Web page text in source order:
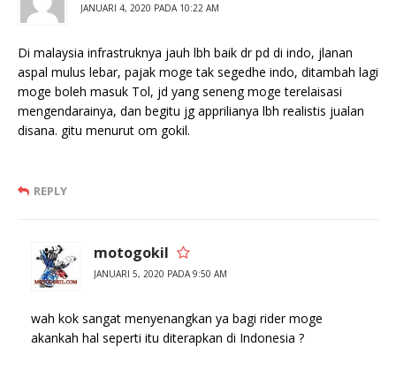
JANUARI 4, 2020 PADA 10:22 AM
Di malaysia infrastruknya jauh lbh baik dr pd di indo, jlanan
aspal mulus lebar, pajak moge tak segedhe indo, ditambah lagi
moge boleh masuk Tol, jd yang seneng moge terelaisasi
mengendarainya, dan begitu jg apprilianya lbh realistis jualan
disana. gitu menurut om gokil.
REPLY
motogokil
JANUARI 5, 2020 PADA 9:50 AM
wah kok sangat menyenangkan ya bagi rider moge
akankah hal seperti itu diterapkan di Indonesia ?